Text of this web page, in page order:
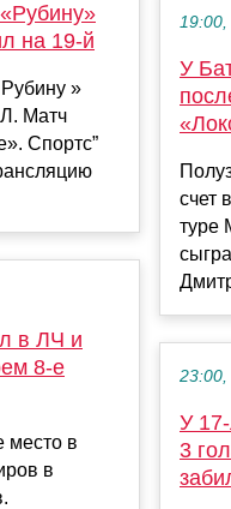
на 19-й
»
Матч
Спортс”
в ЛЧ и
8-е
место в
в
19:00,
У
счет
туре
У
3